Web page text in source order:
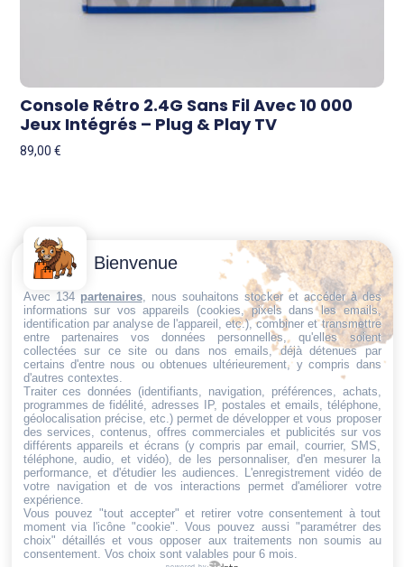
Console Rétro 2.4G Sans Fil Avec 10 000
Jeux Intégrés – Plug & Play TV
89,00€
Trouvez ce qu'il vous faut,
au bon endroit
Conditions
générales
de vente
Politique de
cookies
Politique de
confidentialité
Mentions
légales
Conditions de
retour et de
remboursement
Droit de
rétractation
Contactez-
Nous
Email:
dt@sasbms.fr
Bienvenue
Avec 134 partenaires, nous souhaitons stocker et accéder à des
informations sur vos appareils (cookies, pixels dans les emails,
identification par analyse de l'appareil, etc.), combiner et transmettre
entre partenaires vos données personnelles, qu'elles soient
collectées sur ce site ou dans nos emails, déjà détenues par
certains d'entre nous ou obtenues ultérieurement, y compris dans
d'autres contextes.
Traiter ces données (identifiants, navigation, préférences, achats,
programmes de fidélité, adresses IP, postales et emails, téléphone,
géolocalisation précise, etc.) permet de développer et vous proposer
des services, contenus, offres commerciales et publicités sur vos
différents appareils et écrans (y compris par email, courrier, SMS,
téléphone, audio, et vidéo), de les personnaliser, d'en mesurer la
performance, et d'étudier les audiences. L'enregistrement vidéo de
votre navigation et de vos interactions permet d'améliorer votre
expérience.
Vous pouvez "tout accepter" et retirer votre consentement à tout
moment via l'icône "cookie" . Vous pouvez aussi "paramétrer des
choix" détaillés et vous opposer aux traitements non soumis au
consentement. Vos choix sont valables pour 6 mois.